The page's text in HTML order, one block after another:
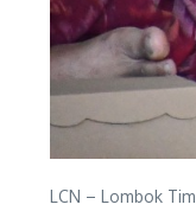
LCN – Lombok